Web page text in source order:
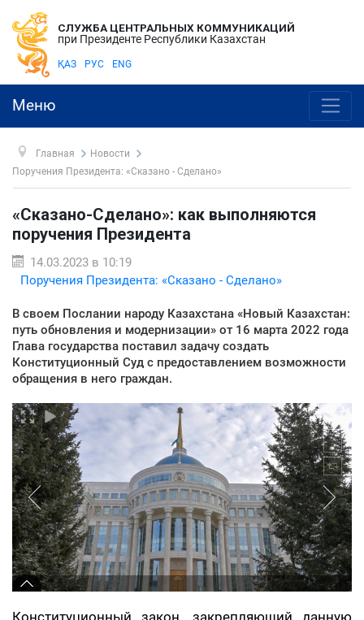
СЛУЖБА ЦЕНТРАЛЬНЫХ КОММУНИКАЦИЙ
при Президенте Республики Казахстан
ҚАЗ РУС ENG
Меню
Главная
Новости
Поручения Президента: «Сказано - Сделано»
«Сказано-Сделано»: как выполняются
поручения Президента
14.03.2023 в 10:19
Поручения Президента: «Сказано - Сделано»
В своем Послании народу Казахстана «Новый Казахстан:
путь обновления и модернизации» от 16 марта 2022 года
Глава государства поставил задачу создать
Конституционный Суд с предоставлением возможности
обращения в него граждан.
Конституционный закон, закрепляющий данную